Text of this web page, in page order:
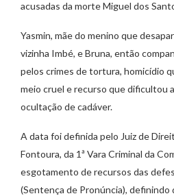
acusadas da morte Miguel dos
Yasmin, mãe do menino que
vizinha Imbé, e Bruna, então
pelos crimes de tortura, homicídio
meio cruel e recurso que dificultou
ocultação de cadáver.
A data foi definida pelo Juiz de
Fontoura, da 1ª Vara Criminal da
esgotamento de recursos das
(Sentença de Pronúncia), definindo